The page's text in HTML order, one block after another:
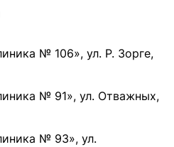
№ 106», ул. Р. Зорге,
№ 91», ул. Отважных,
№ 93», ул.